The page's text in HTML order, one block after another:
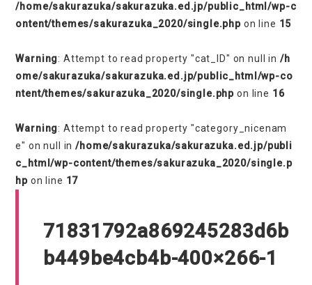
/home/sakurazuka/sakurazuka.ed.jp/public_html/wp-c
ontent/themes/sakurazuka_2020/single.php on line 15
Warning: Attempt to read property "cat_ID" on null in /h
ome/sakurazuka/sakurazuka.ed.jp/public_html/wp-co
ntent/themes/sakurazuka_2020/single.php on line 16
Warning: Attempt to read property "category_nicenam
e" on null in/home/sakurazuka/sakurazuka.ed.jp/publi
c_html/wp-content/themes/sakurazuka_2020/single.p
hp on line 17
71831792a869245283d6b
b449be4cb4b-400×266-1